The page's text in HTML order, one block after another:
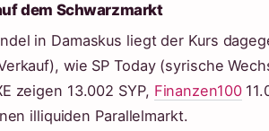
dem Schwarzmarkt
in Damaskus liegt der Kurs
wie SP Today (syrische
zeigen 13.002 SYP, Finanzen100
illiquiden Parallelmarkt.